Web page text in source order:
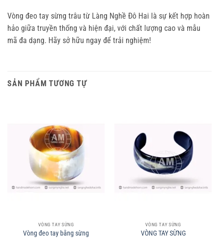
Vòng đeo tay sừng trâu từ Làng Nghề Đô Hai là sự kết hợp hoàn
hảo giữa truyền thống và hiện đại, với chất lượng cao và mẫu
mã đa dạng. Hãy sở hữu ngay để trải nghiệm!
SẢN PHẨM TƯƠNG TỰ
VÒNG TAY SỪNG
Vòng đeo tay bằng sừng
VÒNG TAY SỪNG
VÒNG TAY SỪNG